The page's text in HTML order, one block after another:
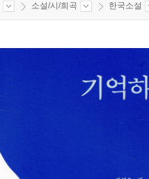
소설/시/희곡 한국소설